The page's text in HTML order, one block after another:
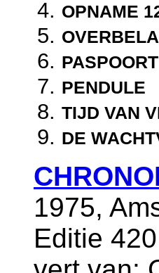
OPNAME
PENDULE
TIJD VAN
DE
1975,
Editie